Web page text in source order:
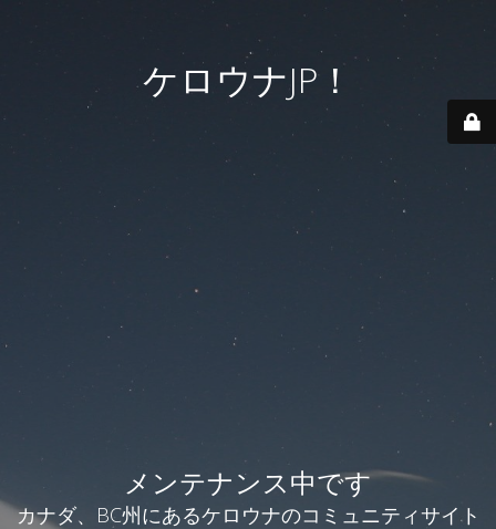
ケロウナJP！
メンテナンス中です
カナダ、BC州にあるケロウナのコミュニティサイト